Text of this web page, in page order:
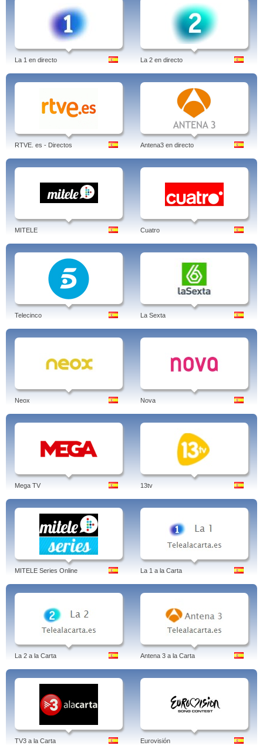
La 1 en directo La 2 en directo
RTVE. es - Directos Antena3 en directo
MITELE Cuatro
Telecinco La Sexta
Neox Nova
Mega TV 13tv
MITELE Series Online La 1 a la Carta
La 2 a la Carta Antena 3 a la Carta
TV3 a la Carta Eurovisión